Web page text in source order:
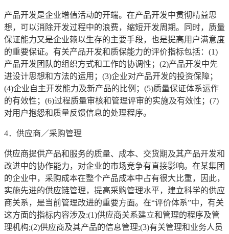
产品开发是企业增值活动的开端。在产品开发中贯彻精益思
想，可以消除开发过程中的浪费，缩短开发周期。同时，质量
保证能力又是企业赖以生存的主要手段，也是提高用户满意度
的重要保证。有关产品开发和质保能力的评价指标包括：(1)
产品开发团队的组织方式和工作的协调性；(2)产品开发中先
进设计思想和方法的运用；(3)企业对产品开发的投资保障；
(4)企业自主开发能力及新产品的比例；(5)质量保证体系运作
的有效性；(6)过程质量审核和管理评审的实施及有效性；(7)
对用户抱怨和质量反馈信息的处理程序。
4．供应商／采购管理
供应商提供产品和服务的质量、成本、交货期及其产品开发和
改进中的协作能力，对企业的市场竞争有直接影响。在某集团
的企业中，采购成本在整个产品成本中占有很大比重，因此，
实施先进的供应链管理，提高采购管理水平，建立科学的供应
商关系，是当前管理改进的重要方面。在“评价体系”中，有关
这方面的指标内容涉及:(1)供应商关系建立和管理的程序及管
理机构;(2)供应商及其产品的信息管理;(3)有关管理和业务人员